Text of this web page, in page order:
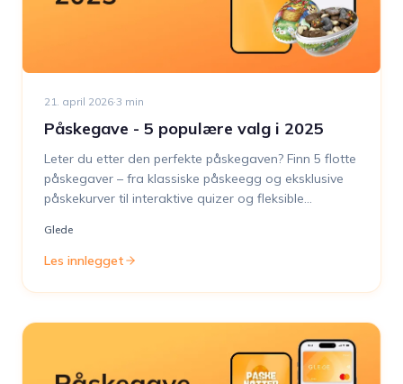
21. april 2026·3 min
Påskegave - 5 populære valg i 2025
Leter du etter den perfekte påskegaven? Finn 5 flotte
påskegaver – fra klassiske påskeegg og eksklusive
påskekurver til interaktive quizer og fleksible
Glede
Les innlegget